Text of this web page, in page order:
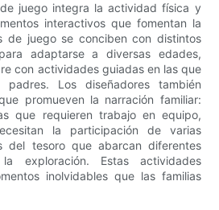
juego integra la actividad física y
interactivos que fomentan la
de juego se conciben con distintos
adaptarse a diversas edades,
con actividades guiadas en las que
Los diseñadores también
promueven la narración familiar:
que requieren trabajo en equipo,
la participación de varias
del tesoro que abarcan diferentes
exploración. Estas actividades
inolvidables que las familias